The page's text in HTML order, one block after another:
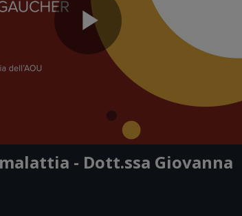
Play
Video
- Dott.ssa Giovanna
Gaushare
giusto -